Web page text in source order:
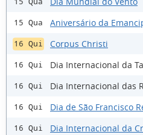
15 Qua Aniversário da
16 Qui Corpus Christi
16 Qui Dia Internacional da
16 Qui Dia Internacional das
16 Qui Dia de São Francisco
16 Qui Dia Internacional da